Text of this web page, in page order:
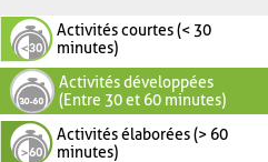
Activités courtes (< 30
minutes)
Activités développées
(Entre 30 et 60 minutes)
Activités élaborées (> 60
minutes)